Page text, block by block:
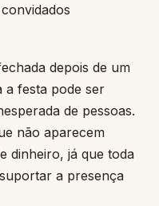
depois de um
a festa pode ser
de pessoas.
não aparecem
dinheiro, já que toda
a presença